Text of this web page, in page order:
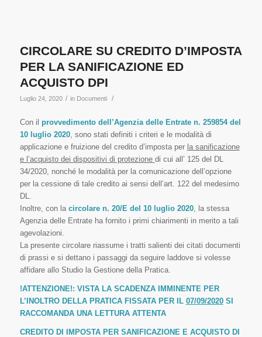
CIRCOLARE SU CREDITO D’IMPOSTA
PER LA SANIFICAZIONE ED
ACQUISTO DPI
Luglio 24, 2020 / in Documenti /
Con il provvedimento dell’Agenzia delle Entrate n. 259854 del
10 luglio 2020, sono stati definiti i criteri e le modalità di
applicazione e fruizione del credito d’imposta per la sanificazione
e l’acquisto dei dispositivi di protezione di cui all’ 125 del DL
34/2020, nonché le modalità per la comunicazione dell’opzione
per la cessione di tale credito ai sensi dell’art. 122 del medesimo
DL.
Inoltre, con la circolare n. 20/E del 10 luglio 2020, la stessa
Agenzia delle Entrate ha fornito i primi chiarimenti in merito a tali
agevolazioni.
La presente circolare riassume i tratti salienti dei citati documenti
di prassi e si dettano i passaggi da seguire laddove si volesse
affidare allo Studio la Gestione della Pratica.
!ATTENZIONE!: VISTA LA SCADENZA IMMINENTE PER
L’INOLTRO DELLA PRATICA FISSATA PER IL 07/09/2020SI
RACCOMANDA UNA LETTURA ATTENTA
CREDITO DI IMPOSTA PER SANIFICAZIONE E ACQUISTO DI